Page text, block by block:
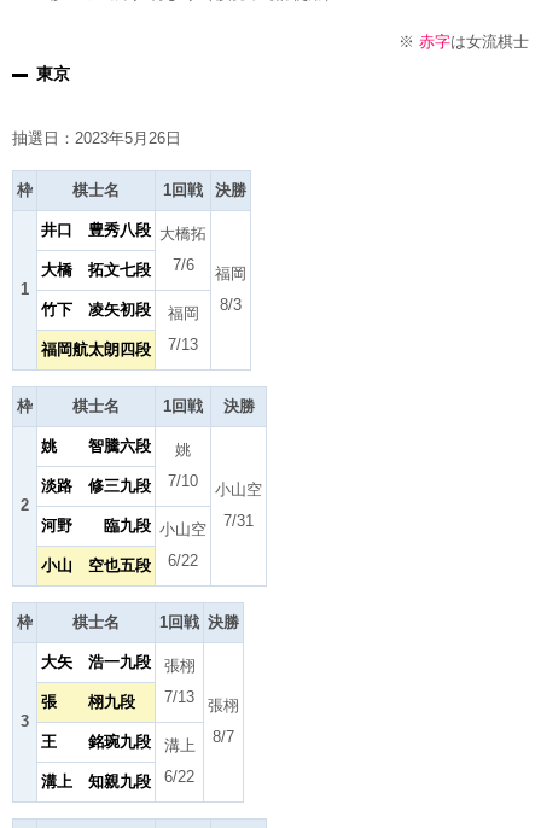
※ 赤字は女流棋士
東京
抽選日：2023年5月26日
枠 棋士名 1回戦 決勝
1
井口 豊秀八段 大橋拓
7/6
福岡
8/3
大橋 拓文七段
竹下 凌矢初段
福岡
7/13
福岡航太朗四段
枠 棋士名 1回戦 決勝
2
姚 智騰六段
姚
7/10
小山空
7/31
淡路 修三九段
河野 臨九段 小山空
6/22
小山 空也五段
枠 棋士名 1回戦 決勝
3
大矢 浩一九段
張栩
7/13
張栩
8/7
張 栩九段
王 銘琬九段
溝上
6/22
溝上 知親九段